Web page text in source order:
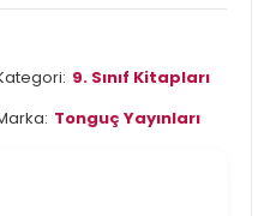
9. Sınıf Kitapları
Tonguç Yayınları